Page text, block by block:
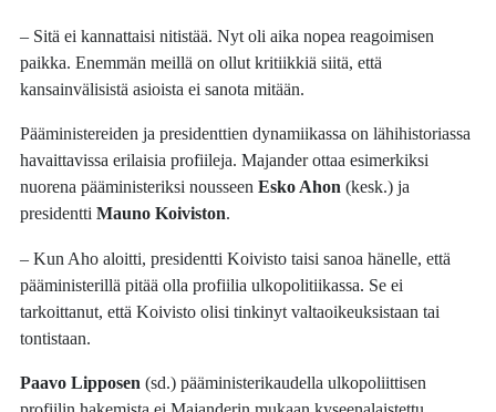
– Sitä ei kannattaisi nitistää. Nyt oli aika nopea reagoimisen
paikka. Enemmän meillä on ollut kritiikkiä siitä, että
kansainvälisistä asioista ei sanota mitään.
Pääministereiden ja presidenttien dynamiikassa on lähihistoriassa
havaittavissa erilaisia profiileja. Majander ottaa esimerkiksi
nuorena pääministeriksi nousseen Esko Ahon (kesk.) ja
presidenttiMauno Koiviston.
– Kun Aho aloitti, presidentti Koivisto taisi sanoa hänelle, että
pääministerillä pitää olla profiilia ulkopolitiikassa. Se ei
tarkoittanut, että Koivisto olisi tinkinyt valtaoikeuksistaan tai
tontistaan.
Paavo Lipposen (sd.) pääministerikaudella ulkopoliittisen